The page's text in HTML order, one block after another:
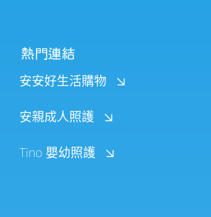
熱門連結
安安好生活購物
安親成人照護
Tino 嬰幼照護